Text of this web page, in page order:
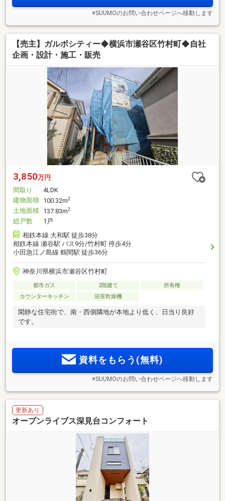
※SUUMOのお問い合わせページへ移動します
【売主】ガルボシティー◆横浜市瀬谷区竹村町◆自社
企画・設計・施工・販売
3,850万円
間取り
4LDK
建物面積 100.32m2
土地面積 137.83m2
総戸数
1戸
相鉄本線 大和駅 徒歩38分
相鉄本線 瀬谷駅 バス9分/竹村町 停歩4分
小田急江ノ島線 鶴間駅 徒歩36分
神奈川県横浜市瀬谷区竹村町
都市ガス 2階建て
所有権
カウンターキッチン
浴室乾燥機
閑静な住宅街で、南・西側隣地が本地より低く、日当り良好
です。
資料をもらう(無料)
※SUUMOのお問い合わせページへ移動します
更新あり
オープンライブス深見台コンフォート